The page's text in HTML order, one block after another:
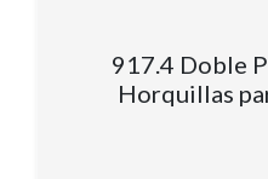
917.4 Doble
Horquillas